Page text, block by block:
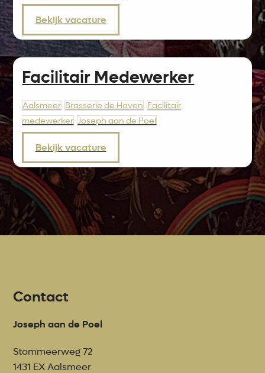
Bekijk vacature
Facilitair Medewerker
Aalsmeer Brasserie de Haven Facilitair
medewerker
Joseph aan de Poel
Bekijk vacature
Contact
Joseph aan de Poel
Stommeerweg 72
1431 EX Aalsmeer